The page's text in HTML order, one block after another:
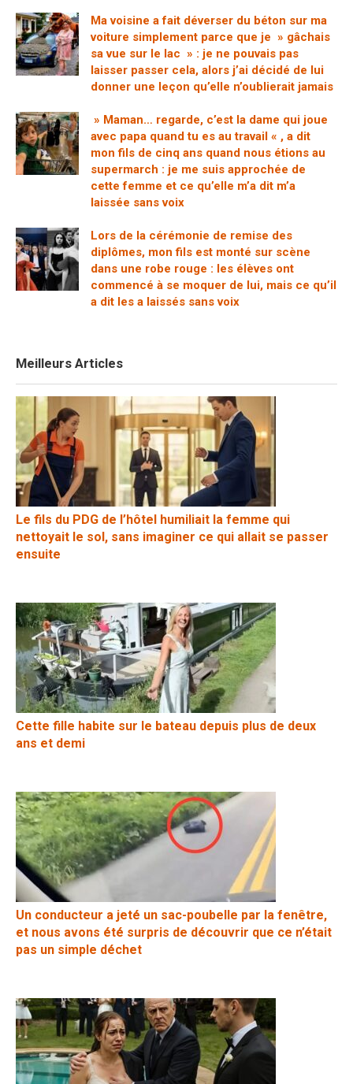
Ma voisine a fait déverser du béton sur ma
voiture simplement parce que je » gâchais
sa vue sur le lac » : je ne pouvais pas
laisser passer cela, alors j’ai décidé de lui
donner une leçon qu’elle n’oublierait jamais
» Maman… regarde, c’est la dame qui joue
avec papa quand tu es au travail « , a dit
mon fils de cinq ans quand nous étions au
supermarch : je me suis approchée de
cette femme et ce qu’elle m’a dit m’a
laissée sans voix
Lors de la cérémonie de remise des
diplômes, mon fils est monté sur scène
dans une robe rouge : les élèves ont
commencé à se moquer de lui, mais ce qu’il
a dit les a laissés sans voix
Meilleurs Articles
Le fils du PDG de l’hôtel humiliait la femme qui
nettoyait le sol, sans imaginer ce qui allait se passer
ensuite
Cette fille habite sur le bateau depuis plus de deux
ans et demi
Un conducteur a jeté un sac-poubelle par la fenêtre,
et nous avons été surpris de découvrir que ce n’était
pas un simple déchet